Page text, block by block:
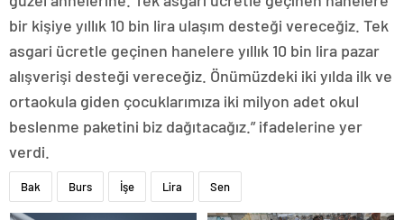
bir kişiye yıllık 10 bin lira ulaşım desteği vereceğiz. Tek
asgari ücretle geçinen hanelere yıllık 10 bin lira pazar
alışverişi desteği vereceğiz. Önümüzdeki iki yılda ilk ve
ortaokula giden çocuklarımıza iki milyon adet okul
beslenme paketini biz dağıtacağız.” ifadelerine yer
verdi.
Bak Burs İşe Lira Sen